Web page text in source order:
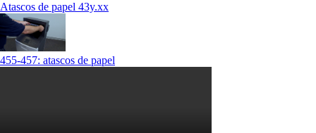
Atascos de papel 43y.xx
455-457: atascos de papel